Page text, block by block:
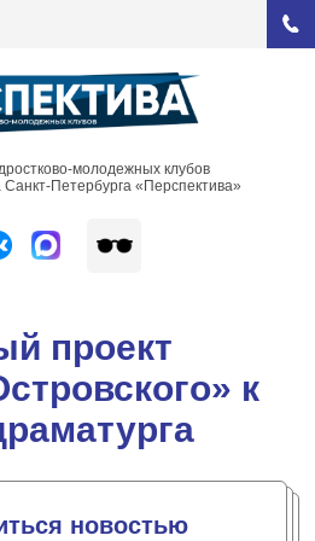
молодежных клубов
Петербурга «Перспектива»
проект
к
новостью